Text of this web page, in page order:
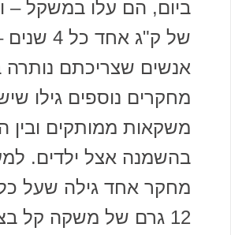
ביום, הם עלו במשקל –
של ק"ג אחד
אנשים שצריכתם נותרה
מחקרים נוספים גילו
משקאות ממותקים ובין
בהשמנה אצל ילדים.
מחקר אחד גילה שעל
12 גרם של משקה קל